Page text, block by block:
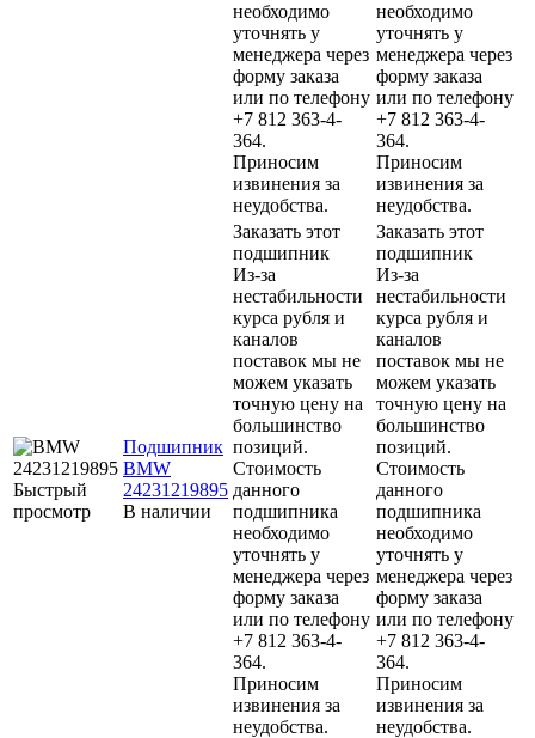
необходимо
уточнять у
менеджера через
форму заказа
или по телефону
+7 812 363-4-
364.
Приносим
извинения за
неудобства.
необходимо
уточнять у
менеджера через
форму заказа
или по телефону
+7 812 363-4-
364.
Приносим
извинения за
неудобства.
Быстрый
просмотр
Подшипник
BMW
24231219895
В наличии
Заказать этот
подшипник
Из-за
нестабильности
курса рубля и
каналов
поставок мы не
можем указать
точную цену на
большинство
позиций.
Стоимость
данного
подшипника
необходимо
уточнять у
менеджера через
форму заказа
или по телефону
+7 812 363-4-
364.
Приносим
извинения за
неудобства.
Заказать этот
подшипник
Из-за
нестабильности
курса рубля и
каналов
поставок мы не
можем указать
точную цену на
большинство
позиций.
Стоимость
данного
подшипника
необходимо
уточнять у
менеджера через
форму заказа
или по телефону
+7 812 363-4-
364.
Приносим
извинения за
неудобства.